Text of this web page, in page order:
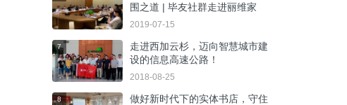
围之道 | 毕友社群走进丽维家
2019-07-15
7
走进西加云杉，迈向智慧城市建
设的信息高速公路！
2018-08-25
8
做好新时代下的实体书店，守住